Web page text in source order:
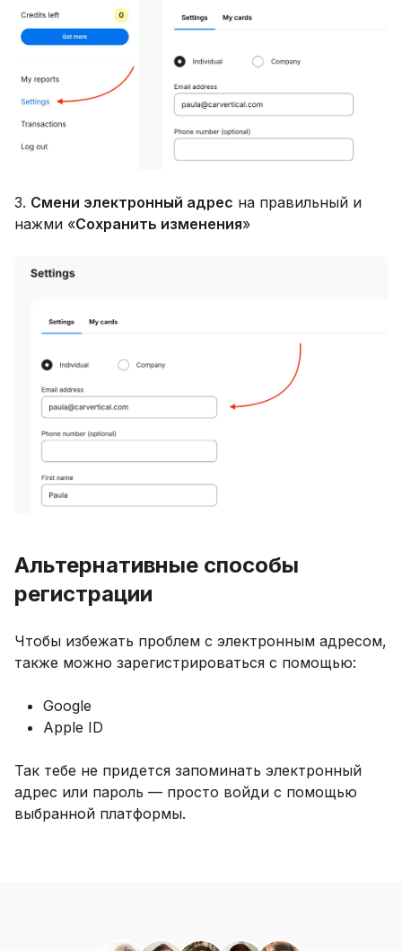
3. Смени электронный адрес на правильный и
нажми «Сохранить изменения»
Альтернативные способы
регистрации
Чтобы избежать проблем с электронным адресом,
также можно зарегистрироваться с помощью:
Google
Apple ID
Так тебе не придется запоминать электронный
адрес или пароль — просто войди с помощью
выбранной платформы.